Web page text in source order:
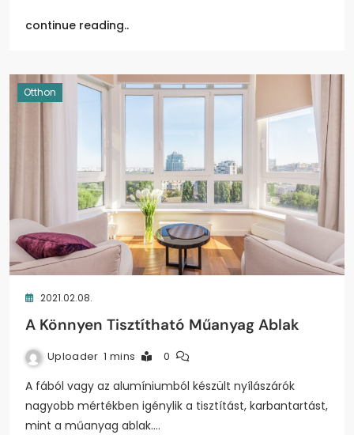
continue reading..
Otthon
2021.02.08.
A Könnyen Tisztítható Műanyag Ablak
Uploader 1 mins 0
A fából vagy az alumíniumból készült nyílászárók
nagyobb mértékben igénylik a tisztítást, karbantartást,
mint a műanyag ablak.…